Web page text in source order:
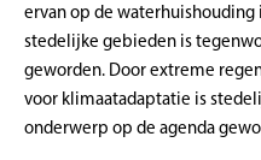
ervan op de waterhuishouding
stedelijke gebieden is
geworden. Door extreme
voor klimaatadaptatie is
onderwerp op de agenda